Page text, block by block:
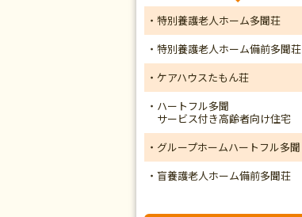
・特別養護老人ホーム多聞荘
・特別養護老人ホーム備前多聞荘
・ケアハウスたもん荘
・ハートフル多聞
サービス付き高齢者向け住宅
・グループホームハートフル多聞
・盲養護老人ホーム備前多聞荘